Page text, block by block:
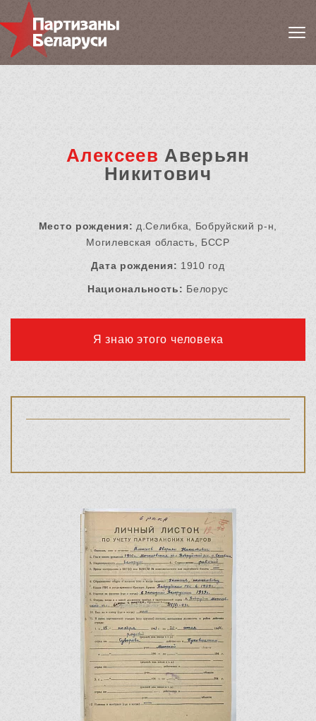
Алексеев Аверьян
Никитович
Место рождения: д.Селибка, Бобруйский р-н,
Могилевская область, БССР
Дата рождения: 1910 год
Национальность: Белорус
Я знаю этого человека